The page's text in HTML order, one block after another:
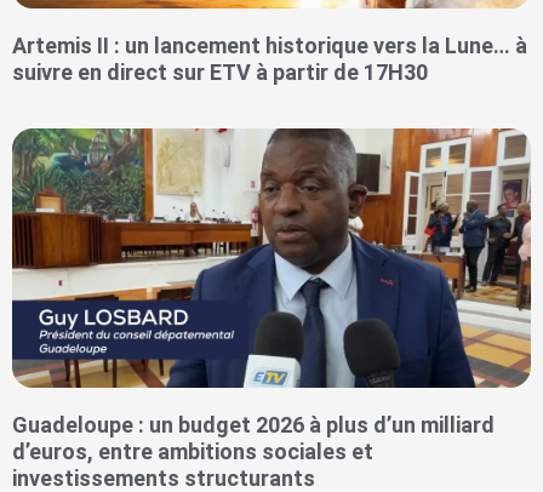
Artemis II : un lancement historique vers la Lune… à
suivre en direct sur ETV à partir de 17H30
Guadeloupe : un budget 2026 à plus d’un milliard
d’euros, entre ambitions sociales et
investissements structurants